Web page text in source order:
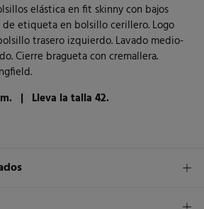
elástica en fit skinny con bajos
de etiqueta en bolsillo cerillero. Logo
trasero izquierdo. Lavado medio-
Cierre bragueta con cremallera.
| Lleva la talla 42.